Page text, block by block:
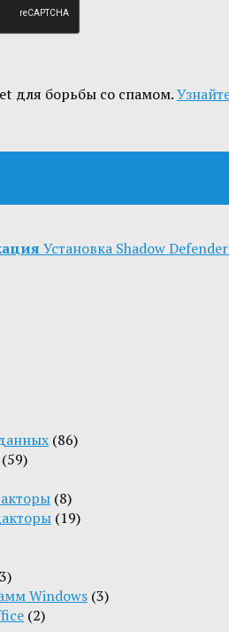
для борьбы со спамом.
Установка Shadow
(86)
(59)
(8)
(19)
Windows (3)
(2)